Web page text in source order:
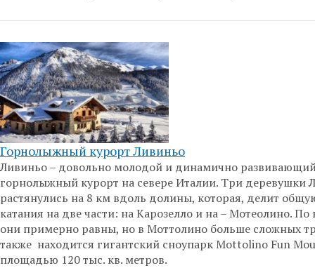
Горнолыжный курорт Ливиньо
Ливиньо – довольно молодой и динамично
горнолыжный курорт на севере Италии. Три деревушки
растянулись на 8 км вдоль долины, которая, делит
катания на две части: на Карозелло и на – Мотеолино. По
они примерно равны, но в Моттолино больше сложных
также находится гигантский сноупарк Mottolino Fun
площадью 120 тыс. кв. метров.